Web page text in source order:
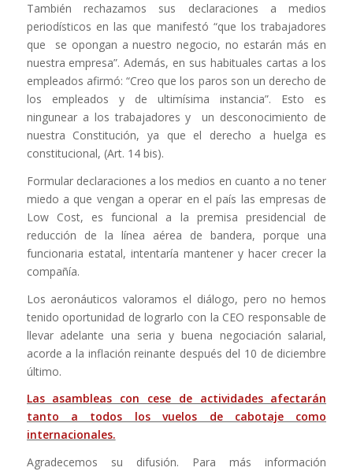
También rechazamos sus declaraciones a medios
periodísticos en las que manifestó “que los trabajadores
que se opongan a nuestro negocio, no estarán más en
nuestra empresa”. Además, en sus habituales cartas a los
empleados afirmó: “Creo que los paros son un derecho de
los empleados y de ultimísima instancia”. Esto es
ningunear a los trabajadores y un desconocimiento de
nuestra Constitución, ya que el derecho a huelga es
constitucional, (Art. 14 bis).
Formular declaraciones a los medios en cuanto a no tener
miedo a que vengan a operar en el país las empresas de
Low Cost, es funcional a la premisa presidencial de
reducción de la línea aérea de bandera, porque una
funcionaria estatal, intentaría mantener y hacer crecer la
compañía.
Los aeronáuticos valoramos el diálogo, pero no hemos
tenido oportunidad de lograrlo con la CEO responsable de
llevar adelante una seria y buena negociación salarial,
acorde a la inflación reinante después del 10 de diciembre
último.
Las asambleas con cese de actividades afectarán
tanto a todos los vuelos de cabotaje como
internacionales.
Agradecemos su difusión. Para más información